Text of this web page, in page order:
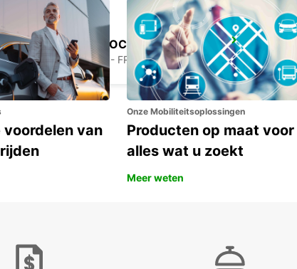
LESPARRE-MEDOC
LESPARRE-MEDOC - FRANCE
van
Onze Mobiliteitsoplossingen
Producten op maat voor
alles wat u zoekt
Meer weten